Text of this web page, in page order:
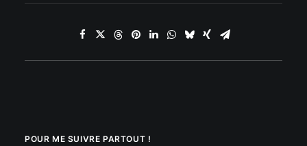
POUR ME SUIVRE PARTOUT !